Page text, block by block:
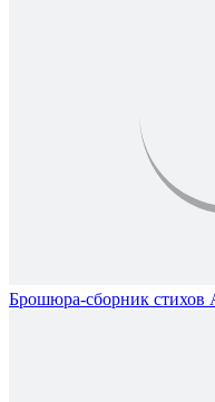
Брошюра-сборник стихов